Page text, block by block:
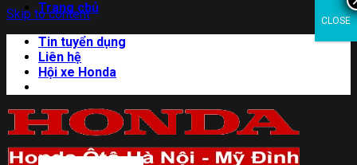
Skip to content
Trang chủ
Tin tuyển dụng
Liên hệ
Hội xe Honda
CLOSE